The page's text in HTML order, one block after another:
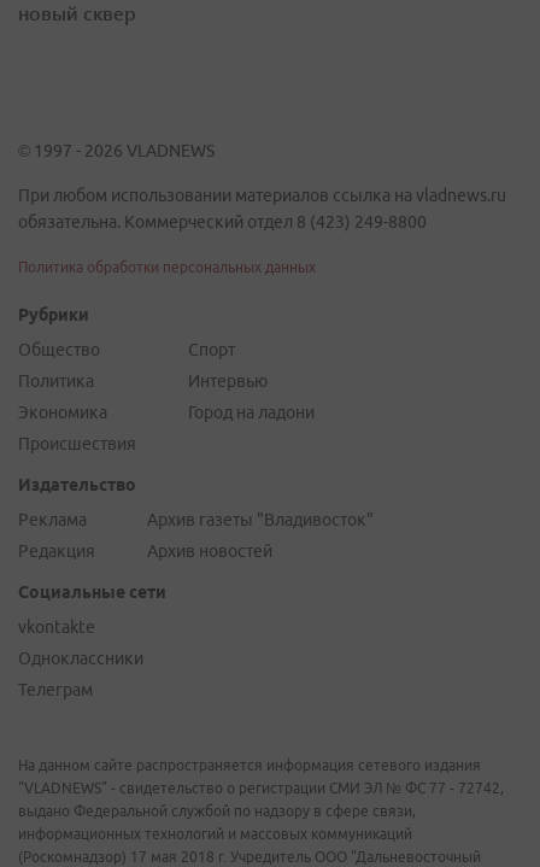
новый сквер
© 1997 - 2026 VLADNEWS
При любом использовании материалов ссылка на vladnews.ru
обязательна. Коммерческий отдел 8 (423) 249-8800
Политика обработки персональных данных
Рубрики
Общество
Политика
Экономика
Происшествия
Спорт
Интервью
Город на ладони
Издательство
Реклама
Редакция
Архив газеты "Владивосток"
Архив новостей
Социальные сети
vkontakte
Одноклассники
Телеграм
На данном сайте распространяется информация сетевого издания
"VLADNEWS" - свидетельство о регистрации СМИ ЭЛ № ФС 77 - 72742,
выдано Федеральной службой по надзору в сфере связи,
информационных технологий и массовых коммуникаций
(Роскомнадзор) 17 мая 2018 г. Учредитель ООО "Дальневосточный